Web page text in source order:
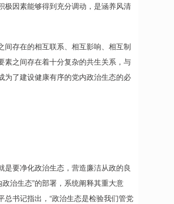
极因素能够得到充分调动，是涵养风清
存在的相互联系、相互影响、相互制
素之间存在着十分复杂的共生关系，与
为了建设健康有序的党内政治生态的必
是要净化政治生态，营造廉洁从政的良
治生态”的部署，系统阐释其重大意
书记指出，“政治生态是检验我们管党